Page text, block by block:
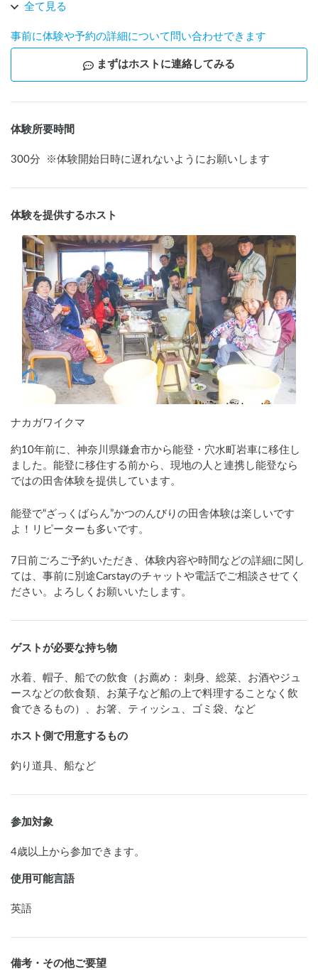
のほど、よろしくお願い申し上げます。
全て見る
事前に体験や予約の詳細について問い合わせできます
まずはホストに連絡してみる
体験所要時間
300分 ※体験開始日時に遅れないようにお願いします
体験を提供するホスト
ナカガワイクマ
約10年前に、神奈川県鎌倉市から能登・穴水町岩車に移住し
ました。能登に移住する前から、現地の人と連携し能登なら
ではの田舎体験を提供しています。
能登で“ざっくばらん”かつのんびりの田舎体験は楽しいです
よ！リピーターも多いです。
7日前ごろご予約いただき、体験内容や時間などの詳細に関し
ては、事前に別途Carstayのチャットや電話でご相談させてく
ださい。よろしくお願いいたします。
ゲストが必要な持ち物
水着、帽子、船での飲食（お薦め： 刺身、総菜、お酒やジュ
ースなどの飲食類、お菓子など船の上で料理することなく飲
食できるもの）、お箸、ティッシュ、ゴミ袋、など
ホスト側で用意するもの
釣り道具、船など
参加対象
4歳以上から参加できます。
使用可能言語
英語
備考・その他ご要望